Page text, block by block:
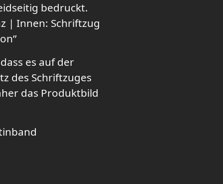
bedruckt.
| Innen: Schriftzug
es auf der
des Schriftzuges
das Produktbild